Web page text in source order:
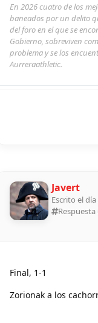
En 2026 cuatro de los
baneados por un delito
del foro en el que se
Gobierno, sobreviven
problema y se los
Aurreraathletic.
Javert
Escrito el
Respuesta
Final, 1-1
Zorionak a los